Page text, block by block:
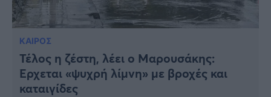
ΚΑΙΡΟΣ
Τέλος η ζέστη, λέει ο Μαρουσάκης:
Έρχεται «ψυχρή λίμνη» με βροχές και
καταιγίδες